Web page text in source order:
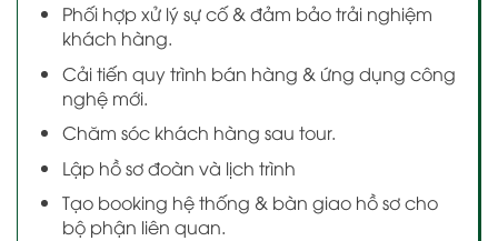
Phối hợp xử lý sự cố & đảm bảo trải nghiệm
khách hàng.
Cải tiến quy trình bán hàng & ứng dụng công
nghệ mới.
Chăm sóc khách hàng sau tour.
Lập hồ sơ đoàn và lịch trình
Tạo booking hệ thống & bàn giao hồ sơ cho
bộ phận liên quan.